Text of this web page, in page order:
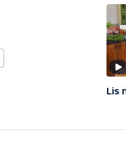
Lis